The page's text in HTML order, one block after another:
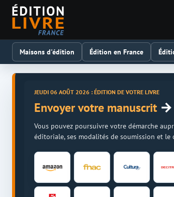
Maisons d'édition Édition en France
JEUDI 06 AOÛT 2026 : ÉDITION DE VOTRE LIVRE
Envoyer votre manuscrit →
Vous pouvez poursuivre votre démarche
éditoriale, ses modalités de soumission et